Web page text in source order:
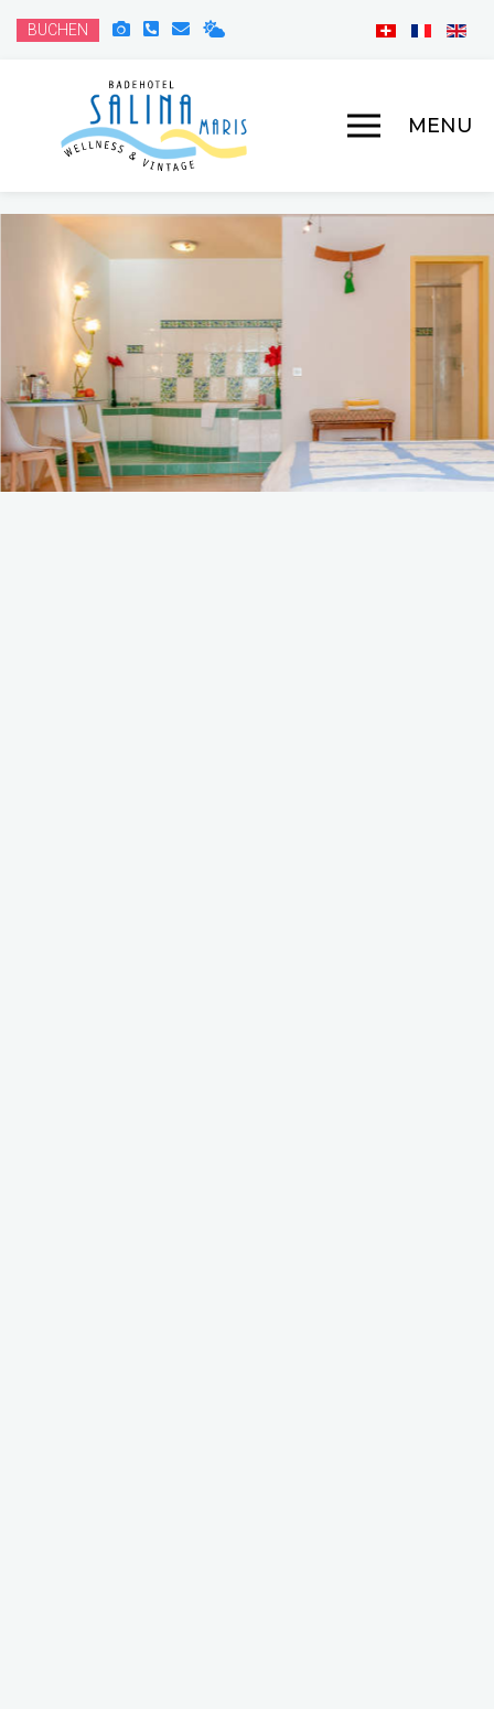
BUCHEN
MENU